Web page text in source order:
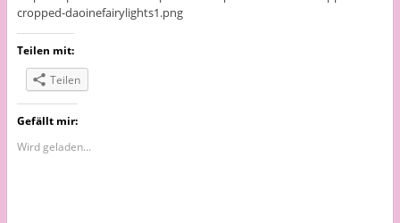
cropped-daoinefairylights1.png
Teilen mit:
Teilen
Gefällt mir:
Wird geladen...